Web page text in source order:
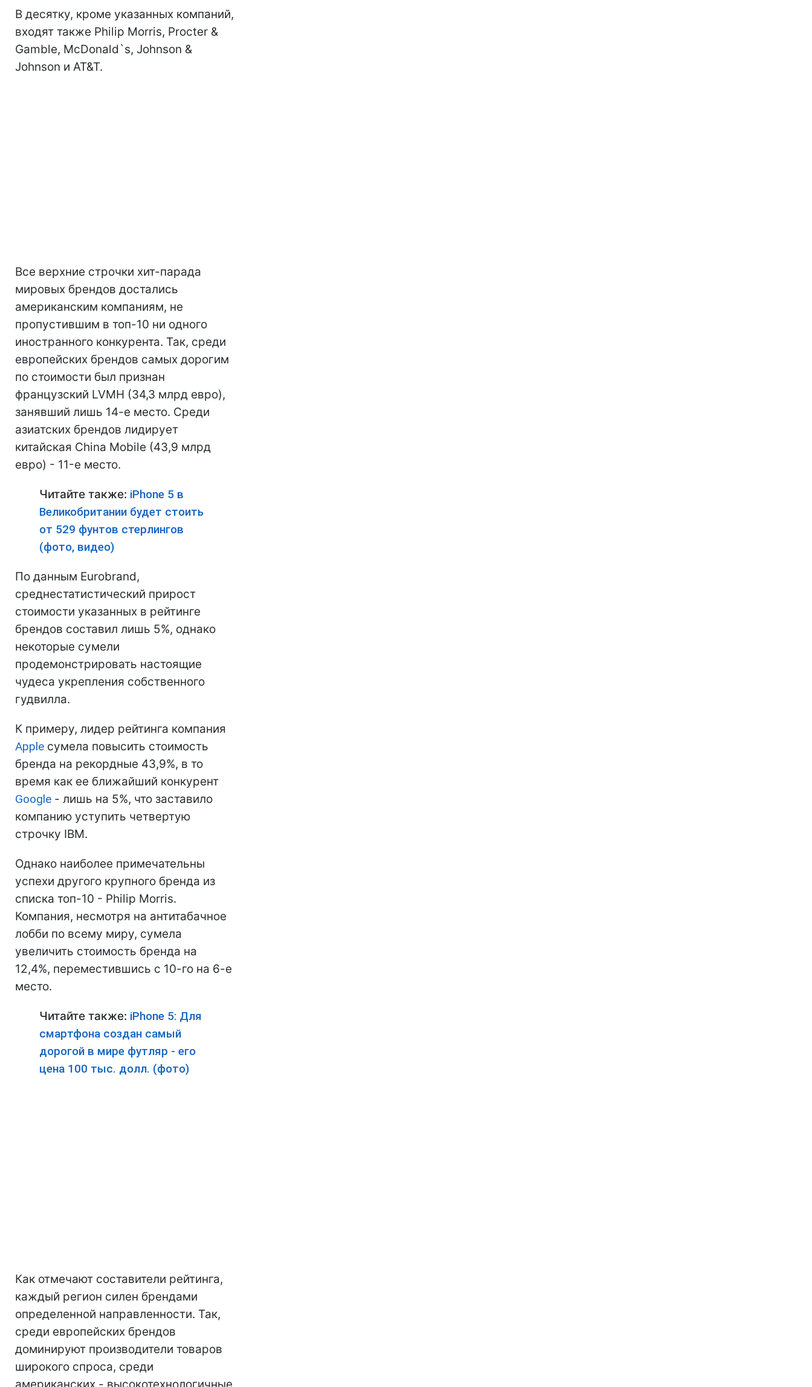
В десятку, кроме указанных компаний,
входят также Philip Morris, Procter &
Gamble, McDonald`s, Johnson &
Johnson и AT&T.
Все верхние строчки хит-парада
мировых брендов достались
американским компаниям, не
пропустившим в топ-10 ни одного
иностранного конкурента. Так, среди
европейских брендов самых дорогим
по стоимости был признан
французский LVMH (34,3 млрд евро),
занявший лишь 14-е место. Среди
азиатских брендов лидирует
китайская China Mobile (43,9 млрд
евро) - 11-е место.
Читайте также: iPhone 5 в
Великобритании будет стоить
от 529 фунтов стерлингов
(фото, видео)
По данным Eurobrand,
среднестатистический прирост
стоимости указанных в рейтинге
брендов составил лишь 5%, однако
некоторые сумели
продемонстрировать настоящие
чудеса укрепления собственного
гудвилла.
К примеру, лидер рейтинга компания
Apple сумела повысить стоимость
бренда на рекордные 43,9%, в то
время как ее ближайший конкурент
Google - лишь на 5%, что заставило
компанию уступить четвертую
строчку IBM.
Однако наиболее примечательны
успехи другого крупного бренда из
списка топ-10 - Philip Morris.
Компания, несмотря на антитабачное
лобби по всему миру, сумела
увеличить стоимость бренда на
12,4%, переместившись с 10-го на 6-е
место.
Читайте также: iPhone 5: Для
смартфона создан самый
дорогой в мире футляр - его
цена 100 тыс. долл. (фото)
Как отмечают составители рейтинга,
каждый регион силен брендами
определенной направленности. Так,
среди европейских брендов
доминируют производители товаров
широкого спроса, среди